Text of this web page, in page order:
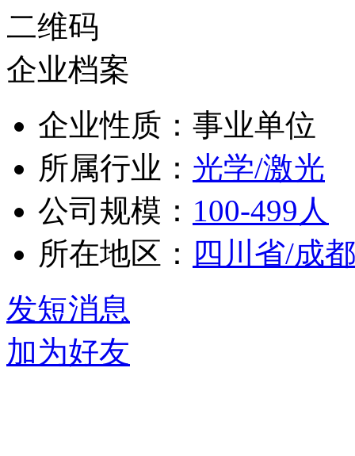
企业档案
企业性质：事业单位
所属行业： 光学/激光
公司规模： 100-499人
所在地区： 四川省/成
发短消息
加为好友